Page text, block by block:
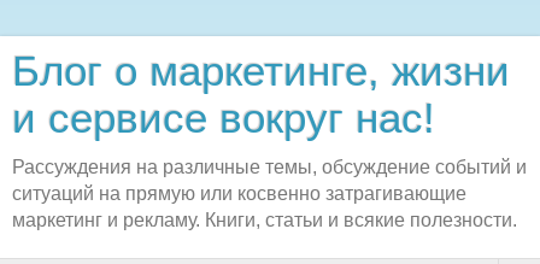
Блог о маркетинге, жизни
и сервисе вокруг нас!
Рассуждения на различные темы, обсуждение событий и
ситуаций на прямую или косвенно затрагивающие
маркетинг и рекламу. Книги, статьи и всякие полезности.